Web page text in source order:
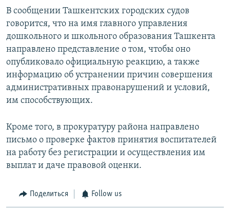
В сообщении Ташкентских городских судов
говорится, что на имя главного управления
дошкольного и школьного образования Ташкента
направлено представление о том, чтобы оно
опубликовало официальную реакцию, а также
информацию об устранении причин совершения
административных правонарушений и условий,
им способствующих.
Кроме того, в прокуратуру района направлено
письмо о проверке фактов принятия воспитателей
на работу без регистрации и осуществления им
выплат и даче правовой оценки.
Поделиться Follow us